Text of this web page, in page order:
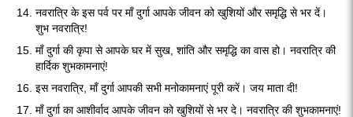
नवरात्रि के इस पर्व पर माँ दुर्गा आपके जीवन को खुशियों और समृद्धि से भर दें।
शुभ नवरात्रि!
माँ दुर्गा की कृपा से आपके घर में सुख, शांति और समृद्धि का वास हो। नवरात्रि की
हार्दिक शुभकामनाएं!
इस नवरात्रि, माँ दुर्गा आपकी सभी मनोकामनाएं पूरी करें। जय माता दी!
माँ दुर्गा का आशीर्वाद आपके जीवन को खुशियों से भर दे। नवरात्रि की शुभकामनाएं!